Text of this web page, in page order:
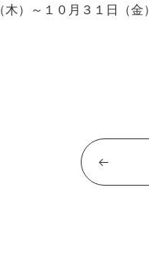
～１０月３１日（金）